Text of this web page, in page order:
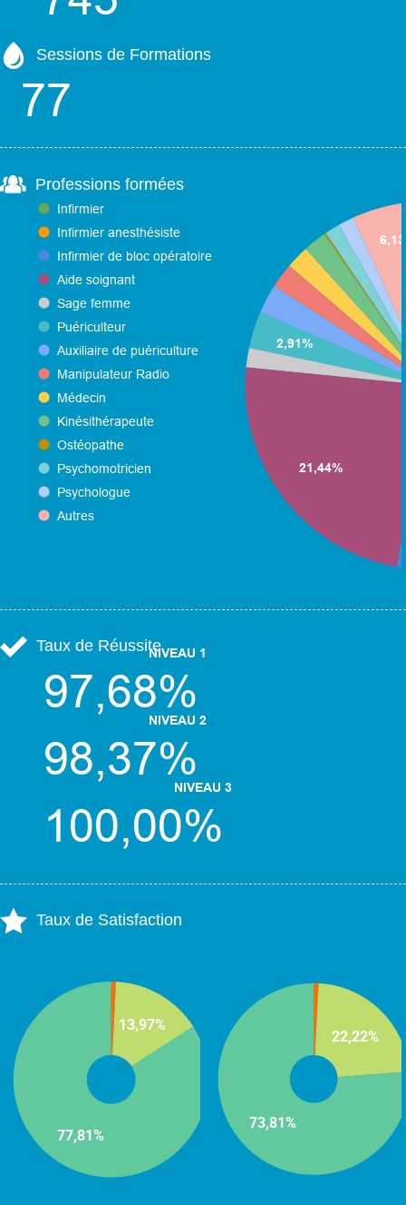
Sessions de Formations
Professions formées
Taux de Réussite
Taux de Satisfaction